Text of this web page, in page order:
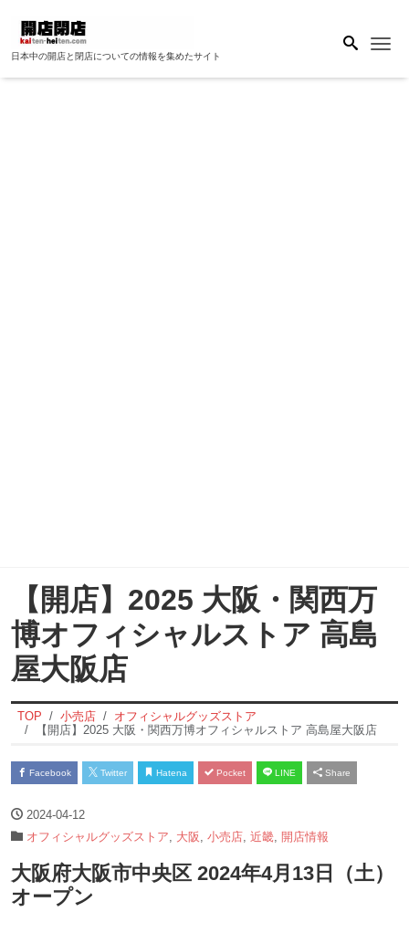
日本中の開店と閉店についての情報を集めたサイト
【開店】2025 大阪・関西万
博オフィシャルストア 高島
屋大阪店
TOP 小売店
オフィシャルグッズストア
【開店】2025 大阪・関西万博オフィシャルストア 高島屋大阪店
Facebook Twitter Hatena Pocket LINE Share
2024-04-12
オフィシャルグッズストア
大阪 小売店 近畿 開店情報
大阪府大阪市中央区 2024年4月13日（土）
オープン